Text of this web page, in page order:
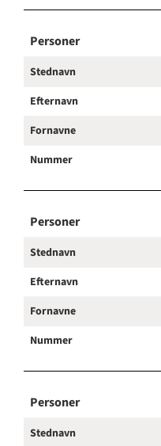
Personer
Stednavn
Efternavn
Fornavne
Nummer
Personer
Stednavn
Efternavn
Fornavne
Nummer
Personer
Stednavn